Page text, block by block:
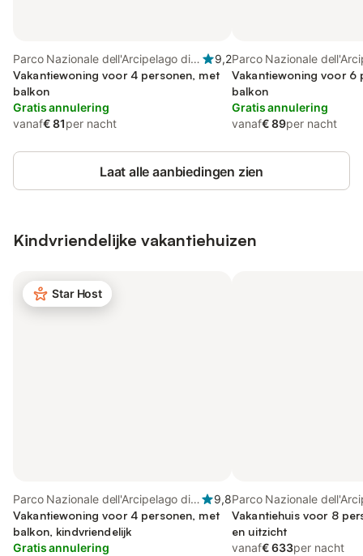
Parco Nazionale dell'Arcipelago di
La Maddalena, La Maddalena
9,2
Vakantiewoning voor 4 personen, met
balkon
Gratis annulering
vanaf€ 81per nacht
Parco Nazionale
La Maddalena, La
Vakantiewoning voor 6
balkon
Gratis annulering
vanaf€ 89per nacht
Laat alle aanbiedingen zien
Kindvriendelijke vakantiehuizen
Star Host
Parco Nazionale dell'Arcipelago di
La Maddalena, La Maddalena
9,8
Vakantiewoning voor 4 personen, met
balkon, kindvriendelijk
Gratis annulering
Parco Nazionale
Maddalena, La
Vakantiehuis voor 8
en uitzicht
vanaf€ 633per nacht